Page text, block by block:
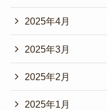
2025年4月
2025年3月
2025年2月
2025年1月